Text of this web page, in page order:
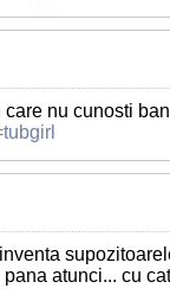
nu cunosti
atunci... cu